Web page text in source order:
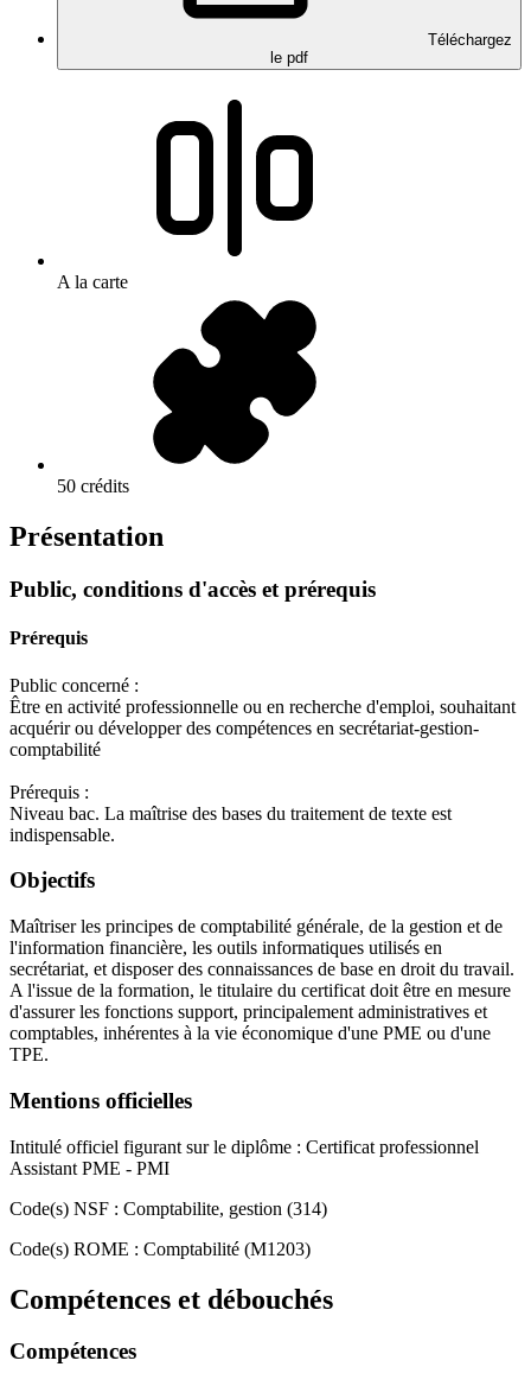
Téléchargez
le pdf
A la carte
50 crédits
Présentation
Public, conditions d'accès et prérequis
Prérequis
Public concerné :
Être en activité professionnelle ou en recherche d'emploi, souhaitant
acquérir ou développer des compétences en secrétariat-gestion-
comptabilité
Prérequis :
Niveau bac. La maîtrise des bases du traitement de texte est
indispensable.
Objectifs
Maîtriser les principes de comptabilité générale, de la gestion et de
l'information financière, les outils informatiques utilisés en
secrétariat, et disposer des connaissances de base en droit du travail.
A l'issue de la formation, le titulaire du certificat doit être en mesure
d'assurer les fonctions support, principalement administratives et
comptables, inhérentes à la vie économique d'une PME ou d'une
TPE.
Mentions officielles
Intitulé officiel figurant sur le diplôme : Certificat professionnel
Assistant PME - PMI
Code(s) NSF : Comptabilite, gestion (314)
Code(s) ROME : Comptabilité (M1203)
Compétences et débouchés
Compétences